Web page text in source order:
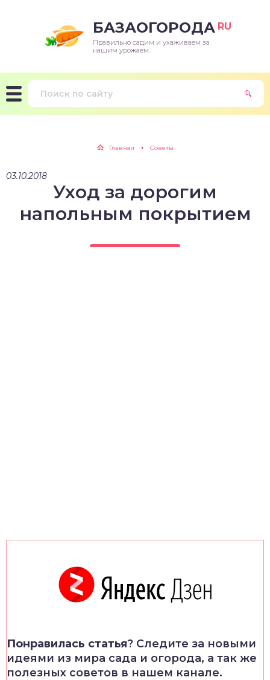
БАЗАОГОРОДА RU
Правильно садим и ухаживаем за
нашим урожаем.
Главная Советы
03.10.2018
Уход за дорогим
напольным покрытием
Понравилась статья? Следите за новыми
идеями из мира сада и огорода, а так же
полезных советов в нашем канале.